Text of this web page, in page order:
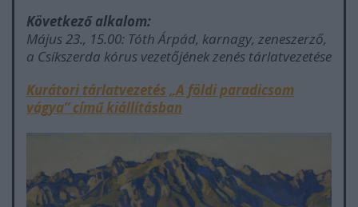
Következő alkalom:
Május 23., 15.00: Tóth Árpád, karnagy, zeneszerző,
a Csíkszerda kórus vezetőjének zenés tárlatvezetése
Kurátori tárlatvezetés „A földi paradicsom
vágya” című kiállításban